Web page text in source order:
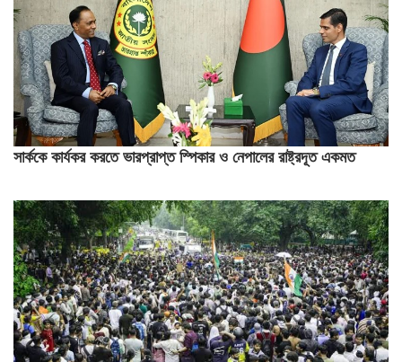
সার্ককে কার্যকর করতে ভারপ্রাপ্ত স্পিকার ও নেপালের রাষ্ট্রদূত একমত